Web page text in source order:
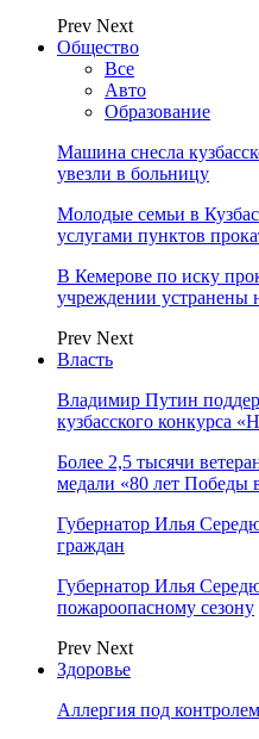
Prev Next
Общество
Все
Авто
Образование
Машина снесла
увезли в больницу
Молодые семьи в
услугами пунктов
В Кемерове по иску
учреждении
Prev Next
Власть
Владимир Путин
кузбасского конкурса
Более 2,5 тысячи
медали «80 лет
Губернатор Илья
граждан
Губернатор Илья
пожароопасному сезону
Prev Next
Здоровье
Аллергия под контролем